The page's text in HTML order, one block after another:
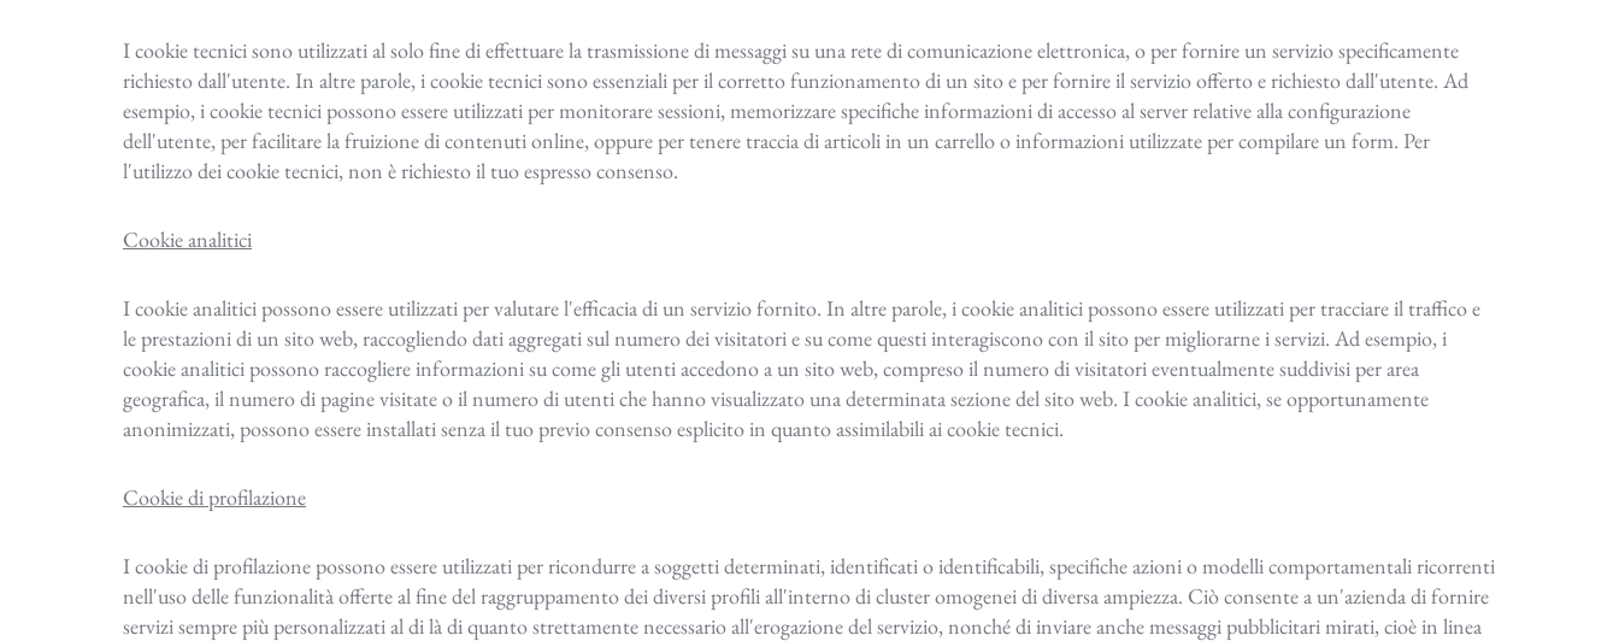
I cookie tecnici sono utilizzati al solo fine di effettuare la trasmissione di messaggi su una rete di comunicazione elettronica, o per fornire un servizio specificamente
richiesto dall'utente. In altre parole, i cookie tecnici sono essenziali per il corretto funzionamento di un sito e per fornire il servizio offerto e richiesto dall'utente. Ad
esempio, i cookie tecnici possono essere utilizzati per monitorare sessioni, memorizzare specifiche informazioni di accesso al server relative alla configurazione
dell'utente, per facilitare la fruizione di contenuti online, oppure per tenere traccia di articoli in un carrello o informazioni utilizzate per compilare un form. Per
l'utilizzo dei cookie tecnici, non è richiesto il tuo espresso consenso.
Cookie analitici
I cookie analitici possono essere utilizzati per valutare l'efficacia di un servizio fornito. In altre parole, i cookie analitici possono essere utilizzati per tracciare il traffico e
le prestazioni di un sito web, raccogliendo dati aggregati sul numero dei visitatori e su come questi interagiscono con il sito per migliorarne i servizi. Ad esempio, i
cookie analitici possono raccogliere informazioni su come gli utenti accedono a un sito web, compreso il numero di visitatori eventualmente suddivisi per area
geografica, il numero di pagine visitate o il numero di utenti che hanno visualizzato una determinata sezione del sito web. I cookie analitici, se opportunamente
anonimizzati, possono essere installati senza il tuo previo consenso esplicito in quanto assimilabili ai cookie tecnici.
Cookie di profilazione
I cookie di profilazione possono essere utilizzati per ricondurre a soggetti determinati, identificati o identificabili, specifiche azioni o modelli comportamentali ricorrenti
nell'uso delle funzionalità offerte al fine del raggruppamento dei diversi profili all'interno di cluster omogenei di diversa ampiezza. Ciò consente a un'azienda di fornire
servizi sempre più personalizzati al di là di quanto strettamente necessario all'erogazione del servizio, nonché di inviare anche messaggi pubblicitari mirati, cioè in linea